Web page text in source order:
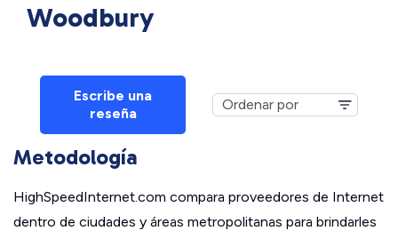
Woodbury
Escribe una
reseña
Metodología
HighSpeedInternet.com compara proveedores de Internet
dentro de ciudades y áreas metropolitanas para brindarles